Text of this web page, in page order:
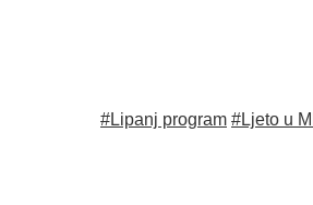
#Lipanj program #Ljeto u